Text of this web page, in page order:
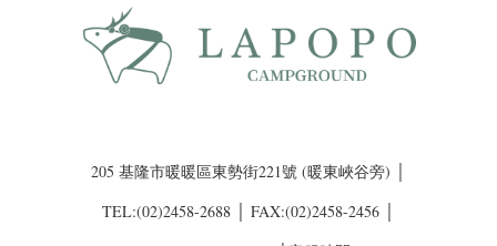
205 基隆市暖暖區東勢街221號 (暖東峽谷旁) │
TEL:(02)2458-2688 │ FAX:(02)2458-2456 │